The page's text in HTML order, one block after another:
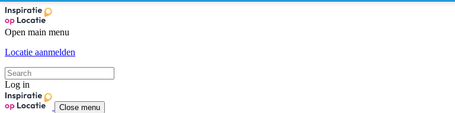
Open main menu
Locatie aanmelden
Log in
Close menu